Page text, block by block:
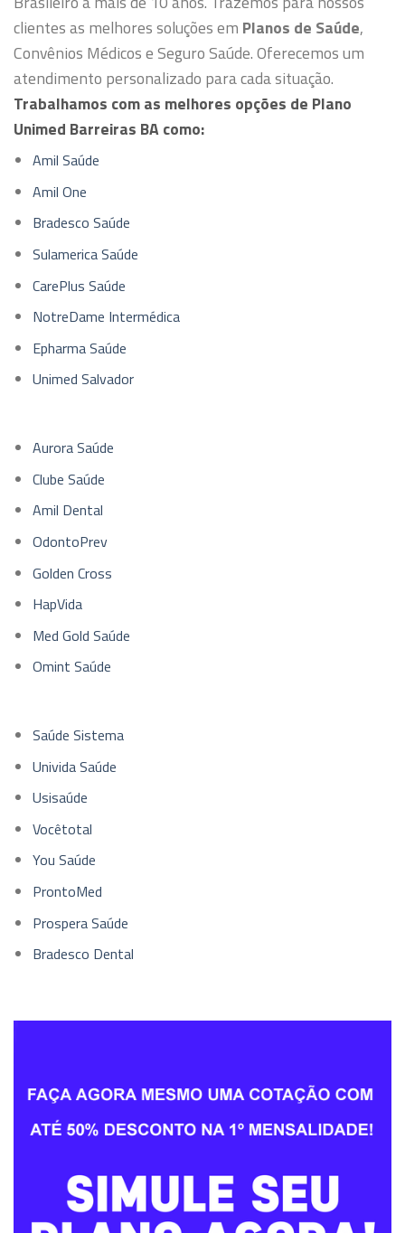
clientes as melhores soluções em Planos de Saúde,
Convênios Médicos e Seguro Saúde. Oferecemos um
atendimento personalizado para cada situação.
Trabalhamos com as melhores opções de Plano
Unimed Barreiras BA como:
Amil Saúde
Amil One
Bradesco Saúde
Sulamerica Saúde
CarePlus Saúde
NotreDame Intermédica
Epharma Saúde
Unimed Salvador
Aurora Saúde
Clube Saúde
Amil Dental
OdontoPrev
Golden Cross
HapVida
Med Gold Saúde
Omint Saúde
Saúde Sistema
Univida Saúde
Usisaúde
Vocêtotal
You Saúde
ProntoMed
Prospera Saúde
Bradesco Dental